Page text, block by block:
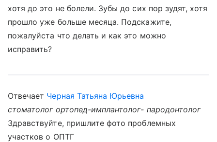
хотя до это не болели. Зубы до сих пор зудят, хотя
прошло уже больше месяца. Подскажите,
пожалуйста что делать и как это можно
исправить?
Отвечает Черная Татьяна Юрьевна
стоматолог ортопед-имплантолог- пародонтолог
Здравствуйте, пришлите фото проблемных
участков о ОПТГ